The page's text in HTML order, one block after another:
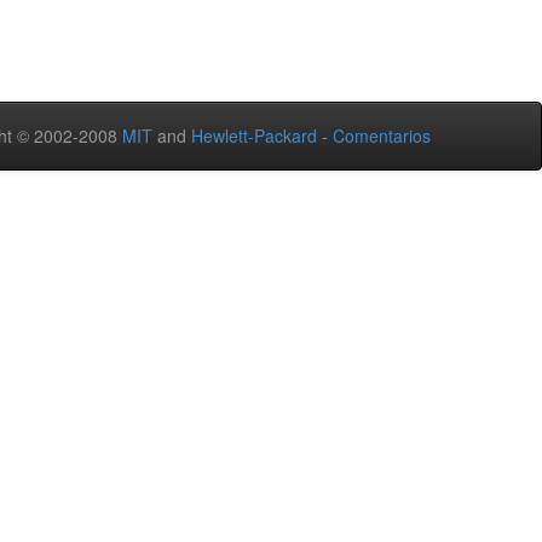
© 2002-2008 MIT and Hewlett-Packard - Comentarios